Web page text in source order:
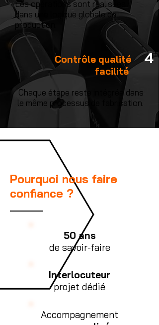
Les opérations sont réalisées
dans une logique globale de
production.
Contrôle qualité
facilité
Chaque étape reste intégrée dans
le même processus de fabrication.
4
Pourquoi nous faire
confiance ?
50 ans
de savoir-faire
Interlocuteur
projet dédié
Accompagnement